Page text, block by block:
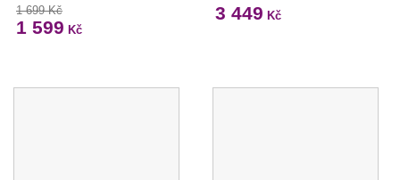
1 699 Kč
1 599 Kč
3 449 Kč